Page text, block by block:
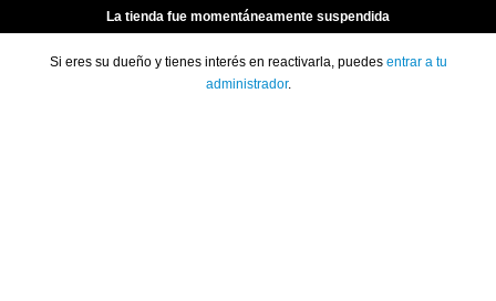
La tienda fue momentáneamente suspendida
Si eres su dueño y tienes interés en reactivarla, puedes entrar a tu
administrador.